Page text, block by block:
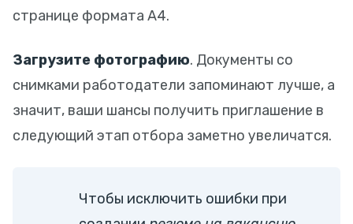
странице формата А4.
Загрузите фотографию. Документы со
снимками работодатели запоминают лучше, а
значит, ваши шансы получить приглашение в
следующий этап отбора заметно увеличатся.
Чтобы исключить ошибки при